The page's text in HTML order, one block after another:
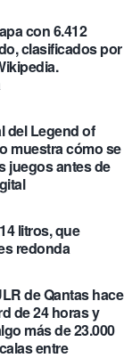
con 6.412
clasificados por
del Legend of
muestra cómo se
juegos antes de
litros, que
redonda
de Qantas hace
de 24 horas y
más de 23.000
entre